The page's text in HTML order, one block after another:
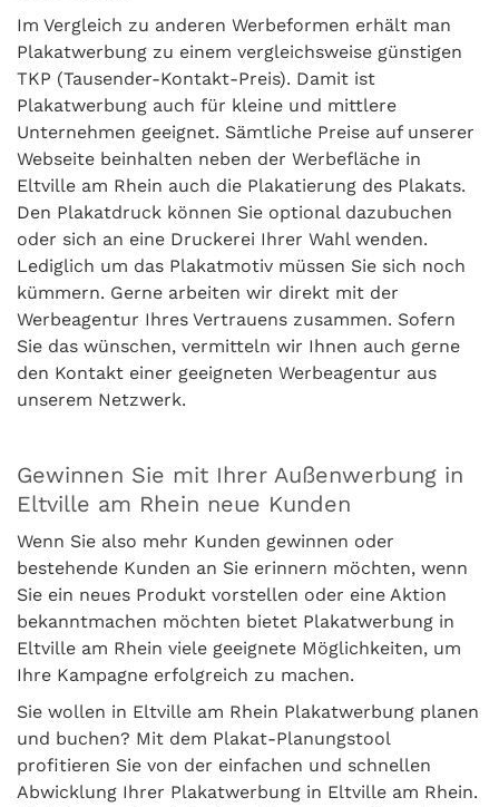
Im Vergleich zu anderen Werbeformen erhält man
Plakatwerbung zu einem vergleichsweise günstigen
TKP (Tausender-Kontakt-Preis). Damit ist
Plakatwerbung auch für kleine und mittlere
Unternehmen geeignet. Sämtliche Preise auf unserer
Webseite beinhalten neben der Werbefläche in
Eltville am Rhein auch die Plakatierung des Plakats.
Den Plakatdruck können Sie optional dazubuchen
oder sich an eine Druckerei Ihrer Wahl wenden.
Lediglich um das Plakatmotiv müssen Sie sich noch
kümmern. Gerne arbeiten wir direkt mit der
Werbeagentur Ihres Vertrauens zusammen. Sofern
Sie das wünschen, vermitteln wir Ihnen auch gerne
den Kontakt einer geeigneten Werbeagentur aus
unserem Netzwerk.
Gewinnen Sie mit Ihrer Außenwerbung in
Eltville am Rhein neue Kunden
Wenn Sie also mehr Kunden gewinnen oder
bestehende Kunden an Sie erinnern möchten, wenn
Sie ein neues Produkt vorstellen oder eine Aktion
bekanntmachen möchten bietet Plakatwerbung in
Eltville am Rhein viele geeignete Möglichkeiten, um
Ihre Kampagne erfolgreich zu machen.
Sie wollen in Eltville am Rhein Plakatwerbung planen
und buchen? Mit dem Plakat-Planungstool
profitieren Sie von der einfachen und schnellen
Abwicklung Ihrer Plakatwerbung in Eltville am Rhein.